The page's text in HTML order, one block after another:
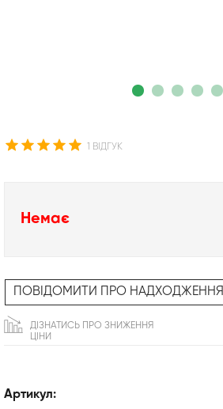
1 ВІДГУК
Артикул:
Немає
ПОВІДОМИТИ ПРО НАДХОДЖЕННЯ
ДІЗНАТИСЬ ПРО ЗНИЖЕННЯ
ЦІНИ